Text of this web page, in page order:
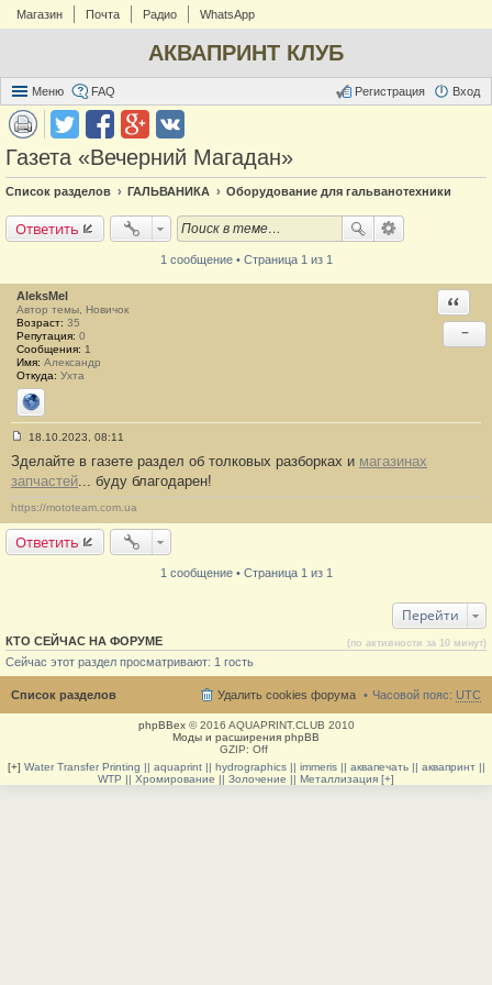
Магазин Почта Радио WhatsApp
АКВАПРИНТ КЛУБ
Меню FAQ Вход
Регистрация
Газета «Вечерний Магадан»
Список разделов ГАЛЬВАНИКА Оборудование для гальванотехники
Ответить
1 сообщение • Страница 1 из 1
AleksMel
Автор темы, Новичок
Возраст: 35
Репутация: 0
Сообщения: 1
Имя: Александр
Откуда: Ухта
Сайт
−
о
о
б
щ
е
н
и
е
18.10.2023, 08:11
Зделайте в газете раздел об толковых разборках и магазинах
запчастей... буду благодарен!
https://mototeam.com.ua
Ответить
1 сообщение • Страница 1 из 1
Перейти
КТО СЕЙЧАС НА ФОРУМЕ (по активности за 10 минут)
Сейчас этот раздел просматривают: 1 гость
Список разделов Часовой пояс: UTC
Удалить cookies форума
phpBBex© 2016 AQUAPRINT.CLUB 2010
Моды и расширения phpBB
GZIP: Off
[+] Water Transfer Printing || aquaprint || hydrographics || immeris || аквапечать || аквапринт ||
WTP || Хромирование || Золочение || Металлизация [+]